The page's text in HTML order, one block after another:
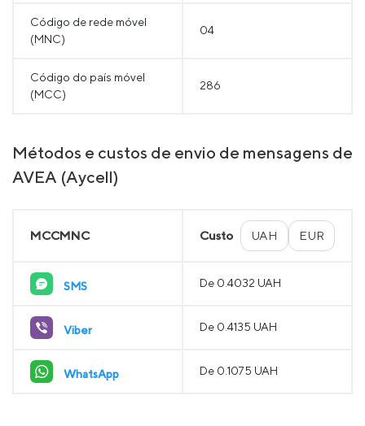
Código de rede móvel
(MNC)
04
Código do país móvel
(MCC)
286
Métodos e custos de envio de mensagens de
AVEA (Aycell)
MCCMNC Custo UAH EUR
SMS De 0.4032 UAH
Viber De 0.4135 UAH
WhatsApp De 0.1075 UAH